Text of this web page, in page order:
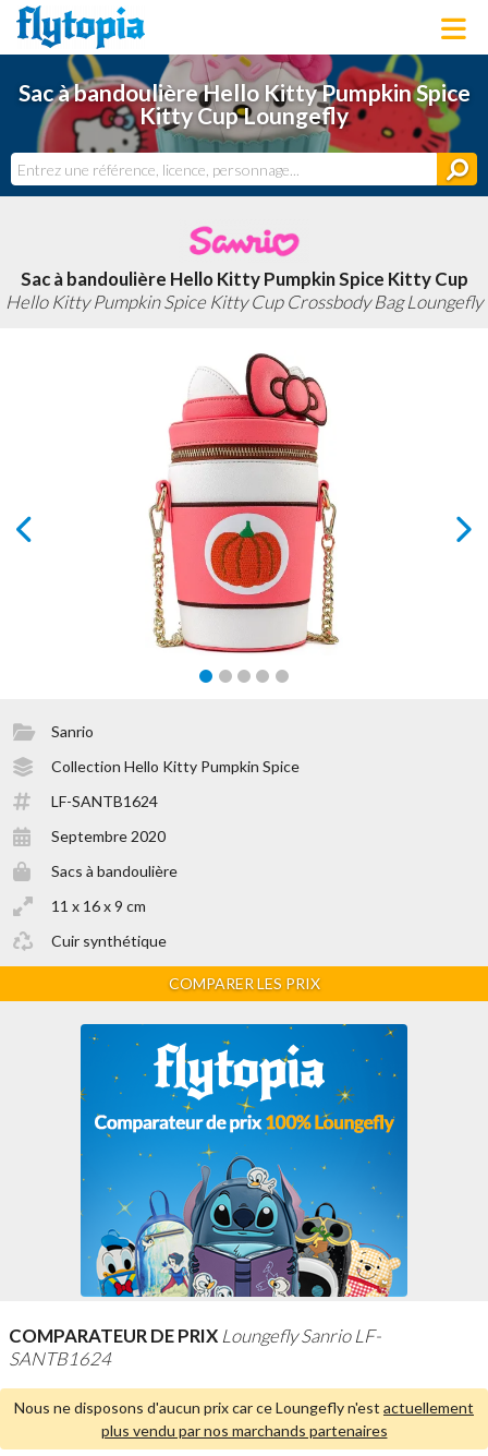
LOUNGEFLY
LICENCES
NOUVEAUTÉS
BONS PLANS
ACTUALITÉS
DERNIERS AJOUTS
Sac à bandoulière Hello Kitty Pumpkin Spice
Kitty Cup Loungefly
Sac à bandoulière Hello Kitty Pumpkin Spice Kitty Cup
Hello Kitty Pumpkin Spice Kitty Cup Crossbody Bag Loungefly
Sanrio
Collection Hello Kitty Pumpkin Spice
LF-SANTB1624
Septembre 2020
Sacs à bandoulière
11 x 16 x 9 cm
Cuir synthétique
COMPARER LES PRIX
COMPARATEUR DE PRIX Loungefly Sanrio LF-
SANTB1624
Nous ne disposons d'aucun prix car ce Loungefly n'est actuellement
plus vendu par nos marchands partenaires